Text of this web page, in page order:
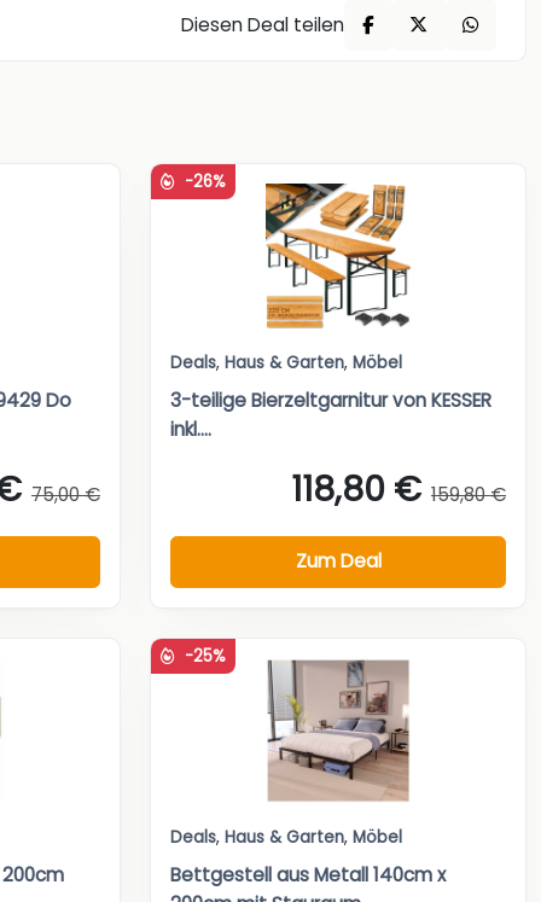
Diesen Deal teilen
Do
75,00 €
-26%
Deals, Haus & Garten, Möbel
3-teilige Bierzeltgarnitur von KESSER
inkl....
118,80 € 159,80 €
Zum Deal
-25%
Deals, Haus & Garten, Möbel
Bettgestell aus Metall 140cm x